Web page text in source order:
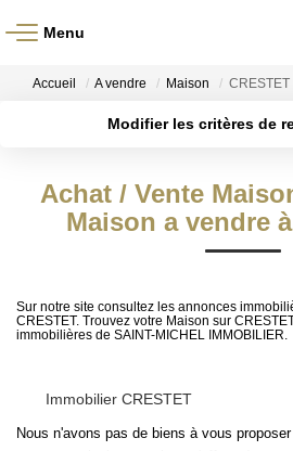
Menu
À VENDRE
À LOUER
Transaction
BIENS
Accueil A vendre Maison CRESTET
Modifier les critères de
Sélectionnez...
Type de bien
Plus de critères
Achat / Vente
Maison a vendre
Sur notre site consultez les annonces
CRESTET. Trouvez votre Maison sur
immobilières de SAINT-MICHEL IMMOBILIER.
Immobilier CRESTET
Nous n'avons pas de biens à vous